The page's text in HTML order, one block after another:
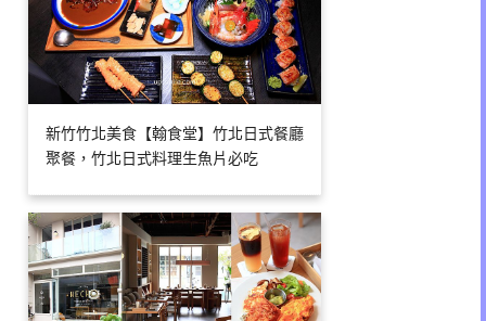
新竹竹北美食【翰食堂】竹北日式餐廳
聚餐，竹北日式料理生魚片必吃